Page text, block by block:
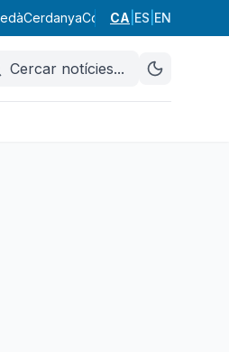
CerdanyaConca de Barberà
CA ES EN
Cercar notícies...